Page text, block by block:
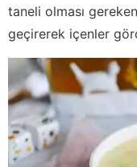
taneli olması
geçirerek içenler